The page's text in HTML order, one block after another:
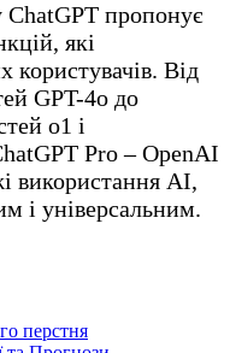
пропонує
які
користувачів. Від
GPT-4o до
o1 і
Pro – OpenAI
використання AI,
і універсальним.
перстня